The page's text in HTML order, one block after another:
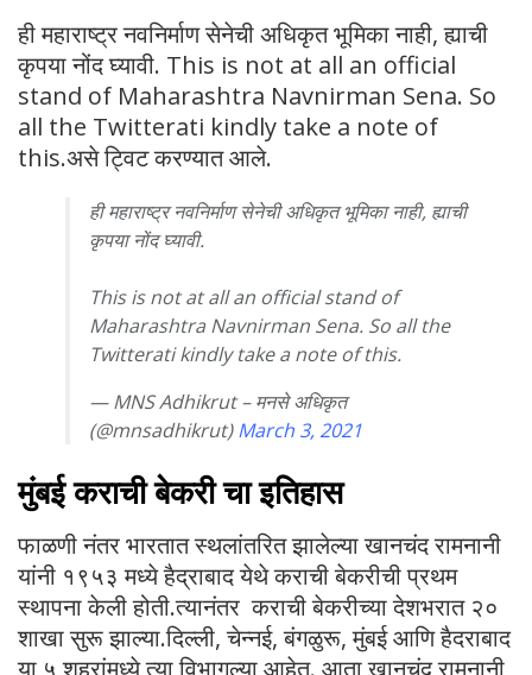
ही महाराष्ट्र नवनिर्माण सेनेची अधिकृत भूमिका नाही, ह्याची
कृपया नोंद घ्यावी. This is not at all an official
stand of Maharashtra Navnirman Sena. So
all the Twitterati kindly take a note of
this.असे ट्विट करण्यात आले.
ही महाराष्ट्र नवनिर्माण सेनेची अधिकृत भूमिका नाही, ह्याची
कृपया नोंद घ्यावी.
This is not at all an official stand of
Maharashtra Navnirman Sena. So all the
Twitterati kindly take a note of this.
— MNS Adhikrut – मनसे अधिकृत
(@mnsadhikrut)March 3, 2021
मुंबई कराची बेकरी चा इतिहास
फाळणी नंतर भारतात स्थलांतरित झालेल्या खानचंद रामनानी
यांनी १९५३ मध्ये हैद्राबाद येथे कराची बेकरीची प्रथम
स्थापना केली होती.त्यानंतर कराची बेकरीच्या देशभरात २०
शाखा सुरू झाल्या.दिल्ली, चेन्नई, बंगळुरू, मुंबई आणि हैदराबाद
या ५ शहरांमध्ये त्या विभागल्या आहेत. आता खानचंद रामनानी